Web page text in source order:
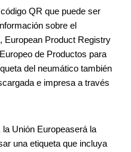
QR que puede ser
sobre el
European Product Registry
de Productos para
del neumático también
e impresa a través
Unión Europeaserá la
una etiqueta que incluya